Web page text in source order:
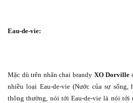
Eau-de-vie:
Mặc dù trên nhãn chai brandy XO Dorville
nhiều loại Eau-de-vie (Nước của sự sống,
thông thường, nói tới Eau-de-vie là nói tới